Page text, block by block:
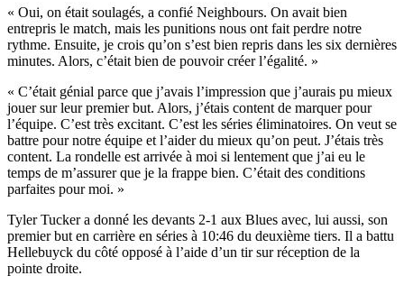
« Oui, on était soulagés, a confié Neighbours. On avait bien
entrepris le match, mais les punitions nous ont fait perdre notre
rythme. Ensuite, je crois qu’on s’est bien repris dans les six dernières
minutes. Alors, c’était bien de pouvoir créer l’égalité. »
« C’était génial parce que j’avais l’impression que j’aurais pu mieux
jouer sur leur premier but. Alors, j’étais content de marquer pour
l’équipe. C’est très excitant. C’est les séries éliminatoires. On veut se
battre pour notre équipe et l’aider du mieux qu’on peut. J’étais très
content. La rondelle est arrivée à moi si lentement que j’ai eu le
temps de m’assurer que je la frappe bien. C’était des conditions
parfaites pour moi. »
Tyler Tucker a donné les devants 2-1 aux Blues avec, lui aussi, son
premier but en carrière en séries à 10:46 du deuxième tiers. Il a battu
Hellebuyck du côté opposé à l’aide d’un tir sur réception de la
pointe droite.